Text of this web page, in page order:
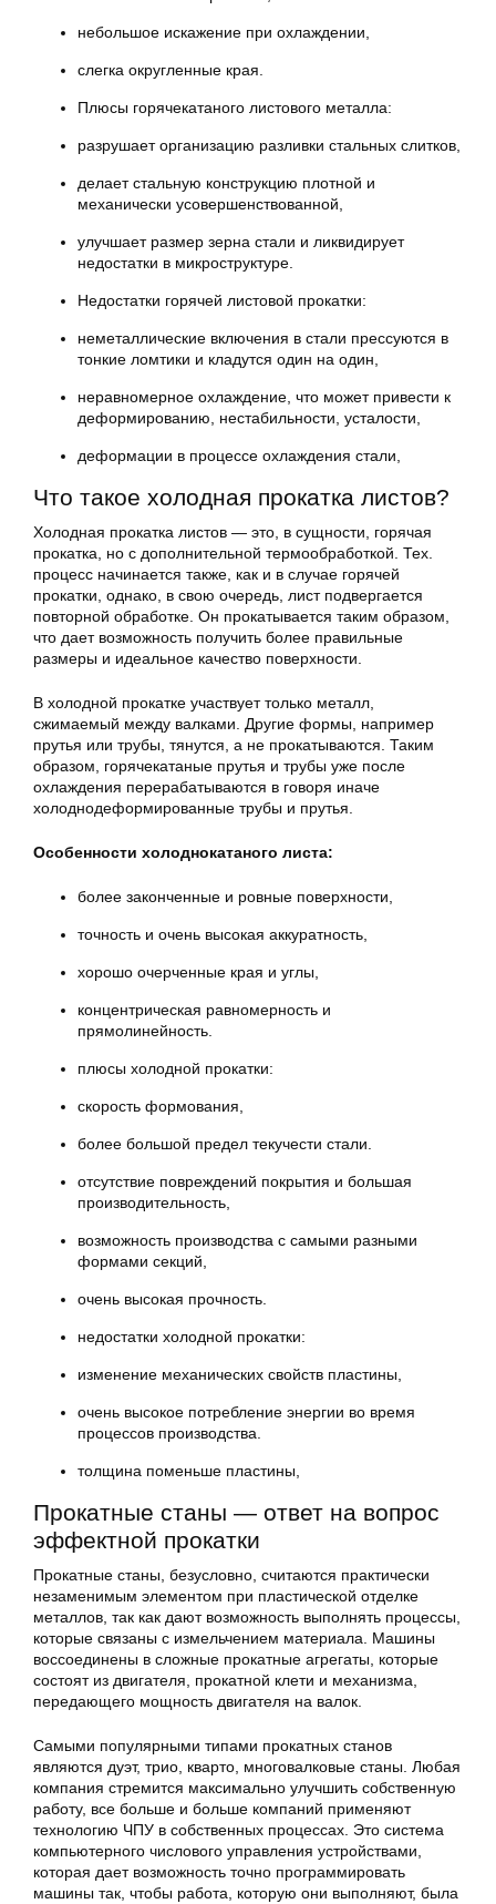
небольшое искажение при охлаждении,
слегка округленные края.
Плюсы горячекатаного листового металла:
разрушает организацию разливки стальных слитков,
делает стальную конструкцию плотной и
механически усовершенствованной,
улучшает размер зерна стали и ликвидирует
недостатки в микроструктуре.
Недостатки горячей листовой прокатки:
неметаллические включения в стали прессуются в
тонкие ломтики и кладутся один на один,
неравномерное охлаждение, что может привести к
деформированию, нестабильности, усталости,
деформации в процессе охлаждения стали,
Что такое холодная прокатка листов?
Холодная прокатка листов — это, в сущности, горячая
прокатка, но с дополнительной термообработкой. Тех.
процесс начинается также, как и в случае горячей
прокатки, однако, в свою очередь, лист подвергается
повторной обработке. Он прокатывается таким образом,
что дает возможность получить более правильные
размеры и идеальное качество поверхности.
В холодной прокатке участвует только металл,
сжимаемый между валками. Другие формы, например
прутья или трубы, тянутся, а не прокатываются. Таким
образом, горячекатаные прутья и трубы уже после
охлаждения перерабатываются в говоря иначе
холоднодеформированные трубы и прутья.
Особенности холоднокатаного листа:
более законченные и ровные поверхности,
точность и очень высокая аккуратность,
хорошо очерченные края и углы,
концентрическая равномерность и
прямолинейность.
плюсы холодной прокатки:
скорость формования,
более большой предел текучести стали.
отсутствие повреждений покрытия и большая
производительность,
возможность производства с самыми разными
формами секций,
очень высокая прочность.
недостатки холодной прокатки:
изменение механических свойств пластины,
очень высокое потребление энергии во время
процессов производства.
толщина поменьше пластины,
Прокатные станы — ответ на вопрос
эффектной прокатки
Прокатные станы, безусловно, считаются практически
незаменимым элементом при пластической отделке
металлов, так как дают возможность выполнять процессы,
которые связаны с измельчением материала. Машины
воссоединены в сложные прокатные агрегаты, которые
состоят из двигателя, прокатной клети и механизма,
передающего мощность двигателя на валок.
Самыми популярными типами прокатных станов
являются дуэт, трио, кварто, многовалковые станы. Любая
компания стремится максимально улучшить собственную
работу, все больше и больше компаний применяют
технологию ЧПУ в собственных процессах. Это система
компьютерного числового управления устройствами,
которая дает возможность точно программировать
машины так, чтобы работа, которую они выполняют, была